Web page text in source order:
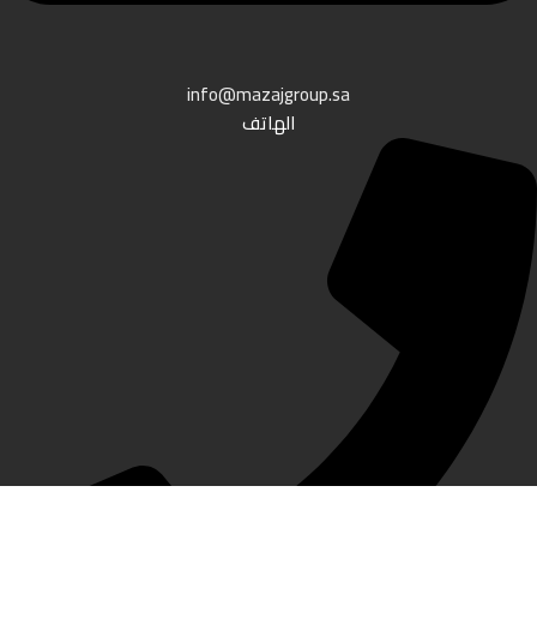
info@mazajgroup.sa
الهاتف